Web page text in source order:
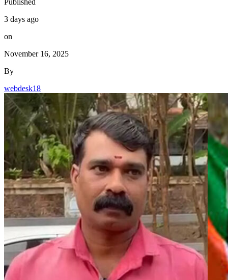
3 days ago
on
November 16, 2025
By
webdesk18